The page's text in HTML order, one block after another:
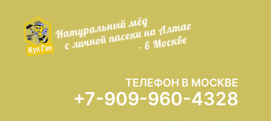
ТЕЛЕФОН В МОСКВЕ
+7-909-960-4328